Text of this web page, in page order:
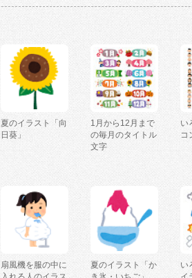
夏のイラスト「向
日葵」
1月から12月まで
の毎月のタイトル
文字
い
コ
扇風機を服の中に
夏のイラスト「か
い